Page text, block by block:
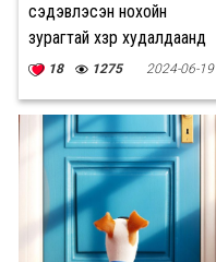
сэдэвлэсэн нохойн
зурагтай хөзөр худалдаанд
гарчээ
18 1275 2024-06-19